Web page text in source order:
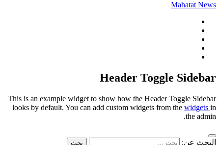
Mahatat News
Header Toggle Sidebar
This is an example widget to show how the Header Toggle Sidebar
looks by default. You can add custom widgets from the widgets in
the admin.
البحث عن: